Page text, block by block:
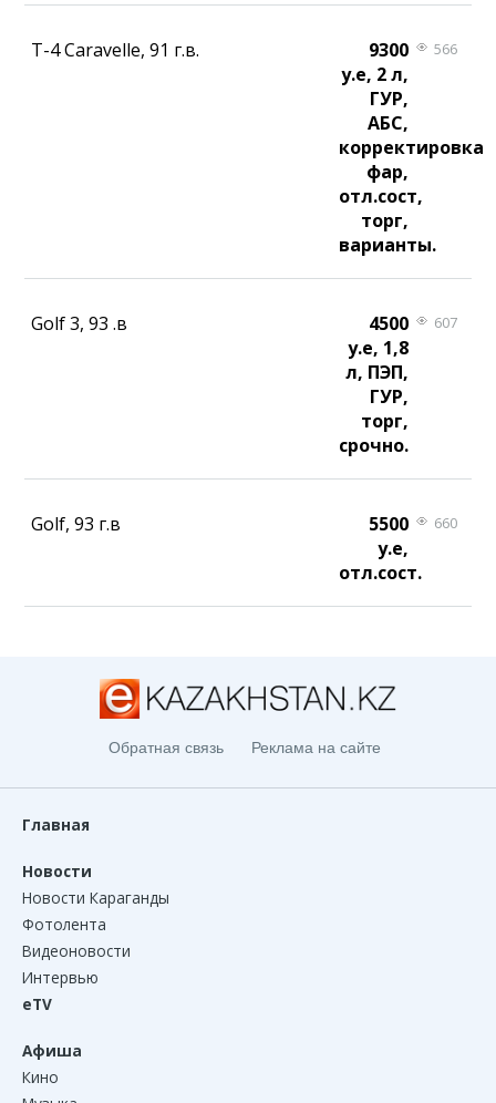
T-4 Caravelle, 91 г.в.
9300
у.е, 2 л,
ГУР,
АБС,
корректировка
фар,
отл.сост,
торг,
варианты.
566
Golf 3, 93 .в
4500
у.е, 1,8
л, ПЭП,
ГУР,
торг,
срочно.
607
Golf, 93 г.в
5500
у.е,
отл.сост.
660
Обратная связь Реклама на сайте
Главная
Новости
Новости Караганды
Фотолента
Видеоновости
Интервью
eTV
Афиша
Кино